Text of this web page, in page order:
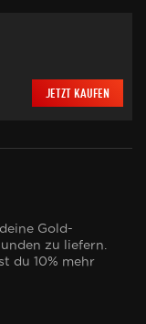
JETZT KAUFEN
Gold-
zu liefern.
du 10% mehr